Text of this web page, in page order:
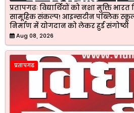
प्रतापगढः विद्यार्थियों को नशा मुक्ति
सामूहिक संकल्प! आइन्सटीन पब्लिक
निर्माण में योगदान को लेकर हुई संगोष्ठी
Aug 08, 2026
प्रतापगढ